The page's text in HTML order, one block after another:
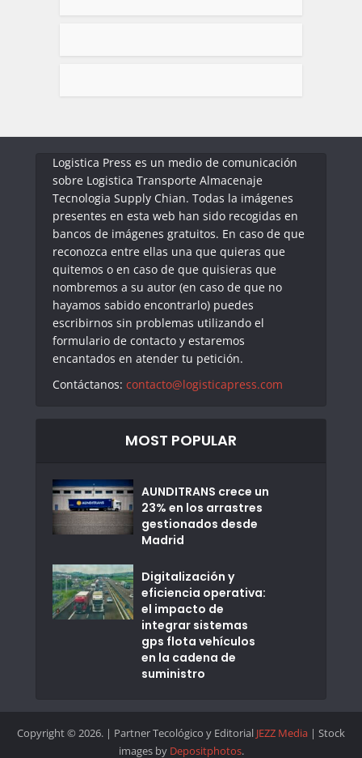
Logistica Press es un medio de comunicación
sobre Logistica Transporte Almacenaje
Tecnologia Supply Chian. Todas la imágenes
presentes en esta web han sido recogidas en
bancos de imágenes gratuitos. En caso de que
reconozca entre ellas una que quieras que
quitemos o en caso de que quisieras que
nombremos a su autor (en caso de que no
hayamos sabido encontrarlo) puedes
escribirnos sin problemas utilizando el
formulario de contacto y estaremos
encantados en atender tu petición.
Contáctanos: contacto@logisticapress.com
MOST POPULAR
AUNDITRANS crece un
23% en los arrastres
gestionados desde
Madrid
Digitalización y
eficiencia operativa:
el impacto de
integrar sistemas
gps flota vehículos
en la cadena de
suministro
Copyright © 2026. | Partner Tecológico y Editorial JEZZ Media | Stock
images by Depositphotos.